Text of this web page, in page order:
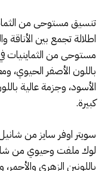
تنسيق مستوحى من
مستوحى من الثماينيات
باللون الأصفر الحيوي،
الأسود، وجزمة عالية
كبيرة.
سويتر اوفر سايز من
باللونين الزهري